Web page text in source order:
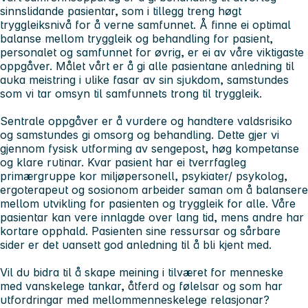
sinnslidande pasientar, som i tillegg treng høgt
tryggleiksnivå for å verne samfunnet. Å finne ei optimal
balanse mellom tryggleik og behandling for pasient,
personalet og samfunnet for øvrig, er ei av våre viktigaste
oppgåver. Målet vårt er å gi alle pasientane anledning til
auka meistring i ulike fasar av sin sjukdom, samstundes
som vi tar omsyn til samfunnets trong til tryggleik.
Sentrale oppgåver er å vurdere og handtere valdsrisiko
og samstundes gi omsorg og behandling. Dette gjer vi
gjennom fysisk utforming av sengepost, høg kompetanse
og klare rutinar. Kvar pasient har ei tverrfagleg
primærgruppe kor miljøpersonell, psykiater/ psykolog,
ergoterapeut og sosionom arbeider saman om å balansere
mellom utvikling for pasienten og tryggleik for alle. Våre
pasientar kan vere innlagde over lang tid, mens andre har
kortare opphald. Pasienten sine ressursar og sårbare
sider er det uansett god anledning til å bli kjent med.
Vil du bidra til å skape meining i tilværet for menneske
med vanskelege tankar, åtferd og følelsar og som har
utfordringar med mellommenneskelege relasjonar?